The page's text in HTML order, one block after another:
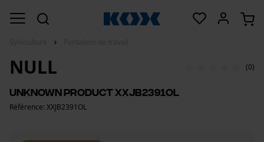
NULL (0)
UNKNOWN product XXJB2391OL
Référence: XXJB2391OL